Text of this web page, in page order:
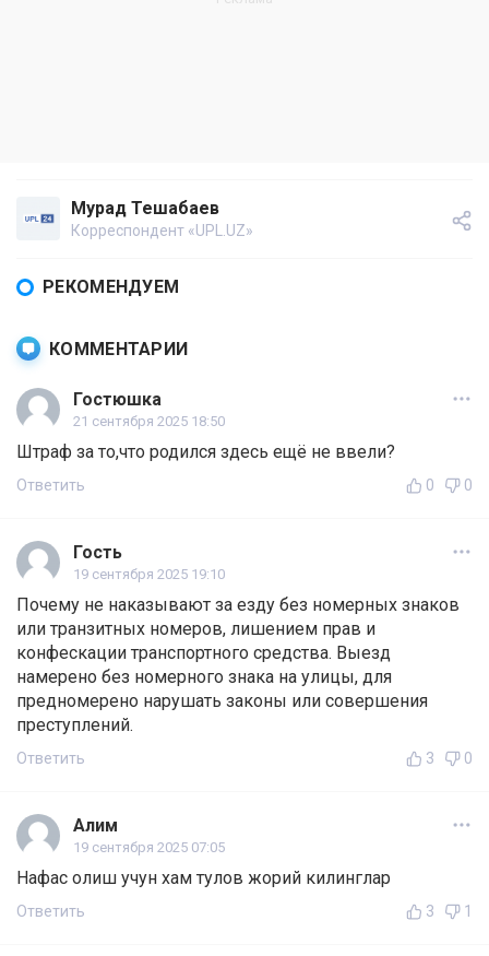
Мурад Тешабаев
Корреспондент «UPL.UZ»
РЕКОМЕНДУЕМ
КОММЕНТАРИИ
Гостюшка
21 сентября 2025 18:50
Штраф за то,что родился здесь ещё не ввели?
Ответить 0 0
Гость
19 сентября 2025 19:10
Почему не наказывают за езду без номерных знаков
или транзитных номеров, лишением прав и
конфескации транспортного средства. Выезд
намерено без номерного знака на улицы, для
предномерено нарушать законы или совершения
преступлений.
Ответить 3 0
Алим
19 сентября 2025 07:05
Нафас олиш учун хам тулов жорий килинглар
Ответить 3 1